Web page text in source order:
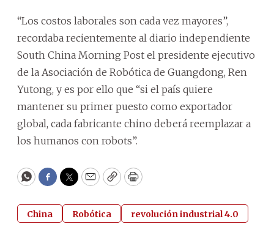
“Los costos laborales son cada vez mayores”,
recordaba recientemente al diario independiente
South China Morning Post el presidente ejecutivo
de la Asociación de Robótica de Guangdong, Ren
Yutong, y es por ello que “si el país quiere
mantener su primer puesto como exportador
global, cada fabricante chino deberá reemplazar a
los humanos con robots”.
WhatsApp
Facebook
Twitter
EmailCopyPrint
China Robótica revolución industrial 4.0